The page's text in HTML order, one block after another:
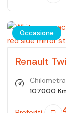
Occasione
Renault
107000